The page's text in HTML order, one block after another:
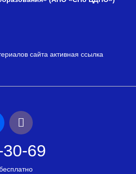
сайта активная ссылка
69